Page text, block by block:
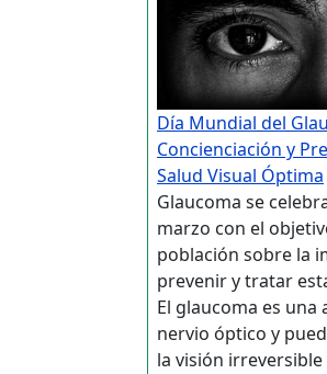
Día Mundial del
Concienciación y
Salud Visual Óptima
Glaucoma se
marzo con el
población sobre la
prevenir y tratar
El glaucoma es una
nervio óptico y
la visión irreversible